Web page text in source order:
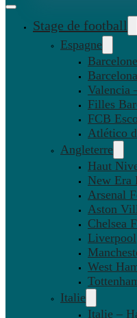
Stage de football
Espagne
Valencia
Filles
FCB
Atlético
Angleterre
Haut
New Era
Arsenal
Aston
Chelsea
Liverpool
West
Italie
Italie –